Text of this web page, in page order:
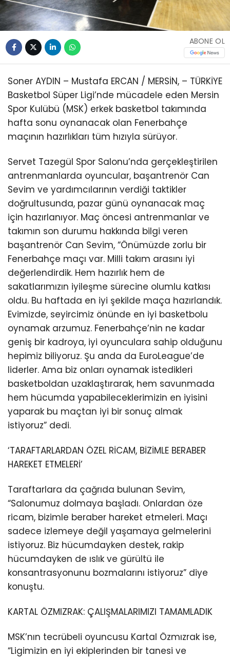
ABONE OL
Soner AYDIN – Mustafa ERCAN / MERSİN, – TÜRKİYE
Basketbol Süper Ligi’nde mücadele eden Mersin
Spor Kulübü (MSK) erkek basketbol takımında
hafta sonu oynanacak olan Fenerbahçe
maçının hazırlıkları tüm hızıyla sürüyor.
Servet Tazegül Spor Salonu’nda gerçekleştirilen
antrenmanlarda oyuncular, başantrenör Can
Sevim ve yardımcılarının verdiği taktikler
doğrultusunda, pazar günü oynanacak maç
için hazırlanıyor. Maç öncesi antrenmanlar ve
takımın son durumu hakkında bilgi veren
başantrenör Can Sevim, “Önümüzde zorlu bir
Fenerbahçe maçı var. Milli takım arasını iyi
değerlendirdik. Hem hazırlık hem de
sakatlarımızın iyileşme sürecine olumlu katkısı
oldu. Bu haftada en iyi şekilde maça hazırlandık.
Evimizde, seyircimiz önünde en iyi basketbolu
oynamak arzumuz. Fenerbahçe’nin ne kadar
geniş bir kadroya, iyi oyunculara sahip olduğunu
hepimiz biliyoruz. Şu anda da EuroLeague’de
liderler. Ama biz onları oynamak istedikleri
basketboldan uzaklaştırarak, hem savunmada
hem hücumda yapabileceklerimizin en iyisini
yaparak bu maçtan iyi bir sonuç almak
istiyoruz” dedi.
‘TARAFTARLARDAN ÖZEL RİCAM, BİZİMLE BERABER
HAREKET ETMELERİ’
Taraftarlara da çağrıda bulunan Sevim,
“Salonumuz dolmaya başladı. Onlardan öze
ricam, bizimle beraber hareket etmeleri. Maçı
sadece izlemeye değil yaşamaya gelmelerini
istiyoruz. Biz hücumdayken destek, rakip
hücumdayken de ıslık ve gürültü ile
konsantrasyonunu bozmalarını istiyoruz” diye
konuştu.
KARTAL ÖZMIZRAK: ÇALIŞMALARIMIZI TAMAMLADIK
MSK’nın tecrübeli oyuncusu Kartal Özmızrak ise,
“Ligimizin en iyi ekiplerinden bir tanesi ve